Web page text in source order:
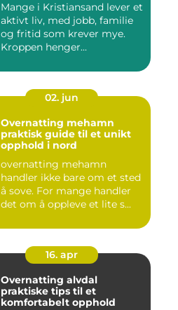
Mange i Kristiansand lever et
aktivt liv, med jobb, familie
og fritid som krever mye.
Kroppen henger...
02. jun
Overnatting mehamn
praktisk guide til et unikt
opphold i nord
overnatting mehamn
handler ikke bare om et sted
å sove. For mange handler
det om å oppleve et lite s...
16. apr
Overnatting alvdal
praktiske tips til et
komfortabelt opphold